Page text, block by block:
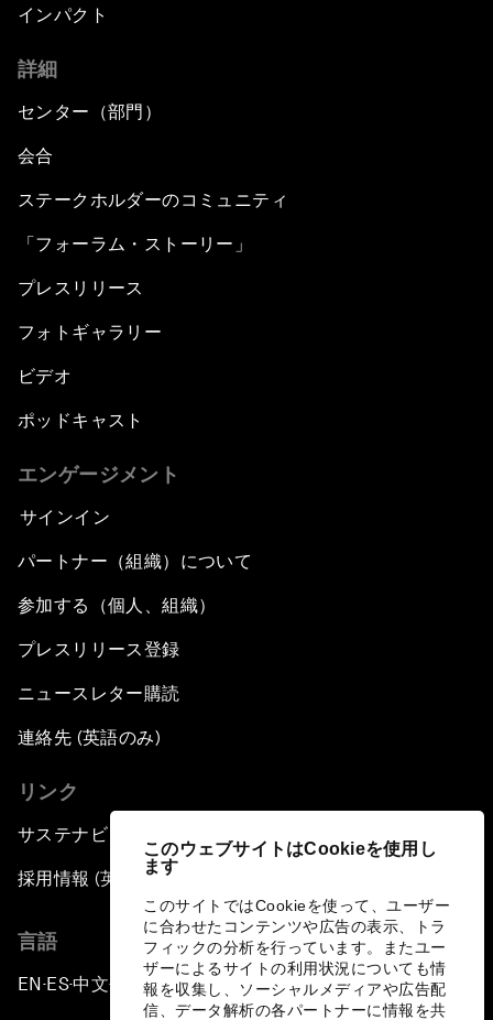
このウェブサイトはCookieを使用し
ます
このサイトではCookieを使って、ユーザー
に合わせたコンテンツや広告の表示、トラ
フィックの分析を行っています。またユー
ザーによるサイトの利用状況についても情
報を収集し、ソーシャルメディアや広告配
信、データ解析の各パートナーに情報を共
インパクト
詳細
センター（部門）
会合
ステークホルダーのコミュニティ
「フォーラム・ストーリー」
プレスリリース
フォトギャラリー
ビデオ
ポッドキャスト
エンゲージメント
サインイン
パートナー（組織）について
参加する（個人、組織）
プレスリリース登録
ニュースレター購読
連絡先 (英語のみ)
リンク
サステナビリティへの取り組み
採用情報 (英語のみ)
言語
EN ▪ES▪中文▪ 日本語